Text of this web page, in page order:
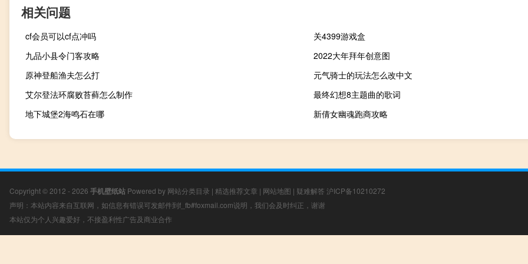
相关问题
cf会员可以cf点冲吗
关4399游戏盒
九品小县令门客攻略
2022大年拜年创意图
原神登船渔夫怎么打
元气骑士的玩法怎么改中文
艾尔登法环腐败苔藓怎么制作
最终幻想8主题曲的歌词
地下城堡2海鸣石在哪
新倩女幽魂跑商攻略
Copyright © 2012 - 2026 手机壁纸站 Powered by 网站分类目录 | 精选推荐文章 | 网站地图 | 疑难解答 沪ICP备10210272
声明：本站内容来自互联网，如信息有错误可发邮件到f_fb#foxmail.com说明，我们会及时纠正，谢谢
本站仅为个人兴趣爱好，不接盈利性广告及商业合作